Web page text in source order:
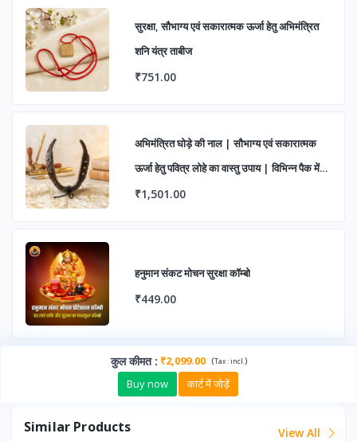
सुरक्षा, सौभाग्य एवं सकारात्मक ऊर्जा हेतु अभिमंत्रित
शनि यंत्र ताबीज
₹751.00
अभिमंत्रित घोड़े की नाल | सौभाग्य एवं सकारात्मक
ऊर्जा हेतु पवित्र लोहे का वास्तु उपाय | विभिन्न पैक में
उपलब्ध
₹1,501.00
हनुमान संकट मोचन सुरक्षा कॉम्बो
₹449.00
कुल कीमत: ₹2,099.00 (Tax :incl. )
Buy now कार्ट में जोड़ें
Similar Products View All